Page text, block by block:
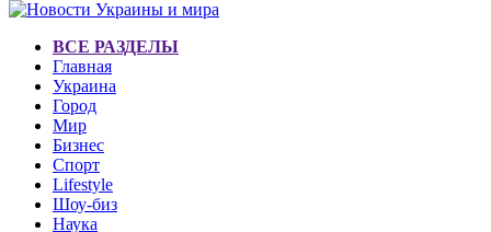
ВСЕ РАЗДЕЛЫ
Главная
Украина
Город
Мир
Бизнес
Спорт
Lifestyle
Шоу-биз
Наука